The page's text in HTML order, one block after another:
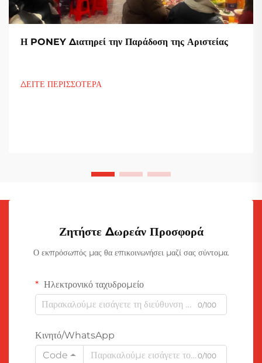
Η PONEY Διατηρεί την Παράδοση της Αριστείας
ΔΕΙΤΕ ΠΕΡΙΣΣΟΤΕΡΑ
Ζητήστε Δωρεάν Προσφορά
Ο εκπρόσωπός μας θα επικοινωνήσει μαζί σας σύντομα.
Ηλεκτρονικό ταχυδρομείο
0/100
Κινητό/WhatsApp
Code
0/100